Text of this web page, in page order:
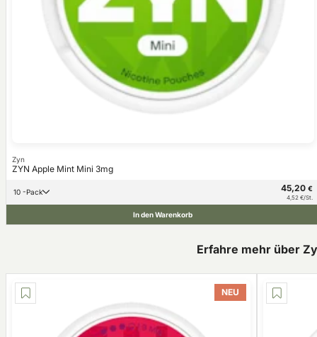
Zyn
ZYN Apple Mint Mini 3mg
10 -Pack 45,20 €
4,52 €/St.
In den Warenkorb
Erfahre mehr über
NEU